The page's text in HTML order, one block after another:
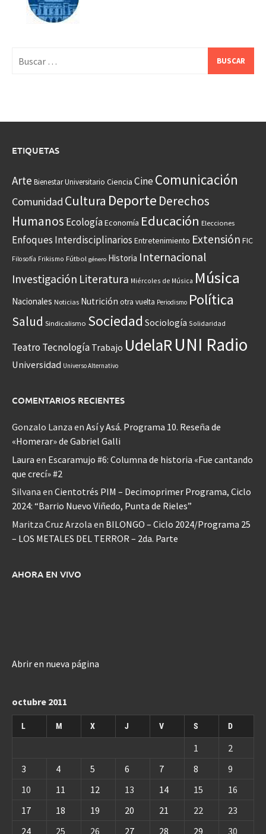
ETIQUETAS
Arte Bienestar Universitario Ciencia CineComunicación
Comunidad Cultura Deporte Derechos
Humanos EcologíaEconomía Educación Elecciones
Enfoques Interdisciplinarios Entretenimiento Extensión FIC
Filosofía Frikismo Fútbol género Historia Internacional
Investigación Literatura Miércoles de Música Música
Nacionales Noticias Nutrición otra vuelta Periodismo Política
Salud Sindicalismo Sociedad Sociología Solidaridad
Teatro Tecnología Trabajo UdelaRUNI Radio
Universidad Universo Alternativo
COMENTARIOS RECIENTES
Gonzalo Lanza en Así y Asá. Programa 10. Reseña de
«Homerar» de Gabriel Galli
Laura en Escaramujo #6: Columna de historia «Fue cantando
que crecí» #2
Silvana en Cientotrés PIM – Decimoprimer Programa, Ciclo
2024: “Barrio Nuevo Viñedo, Punta de Rieles”
Maritza Cruz Arzola en BILONGO – Ciclo 2024/Programa 25
– LOS METALES DEL TERROR – 2da. Parte
AHORA EN VIVO
Abrir en nueva página
octubre 2011
L M X J V S D
1
2
3
4 5 6 7 8
9
10
11 12 13 14 15
16
17
18 19 20 21 22
23
24
25 26 27 28 29 30